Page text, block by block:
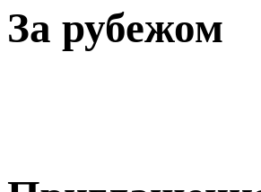
За рубежом